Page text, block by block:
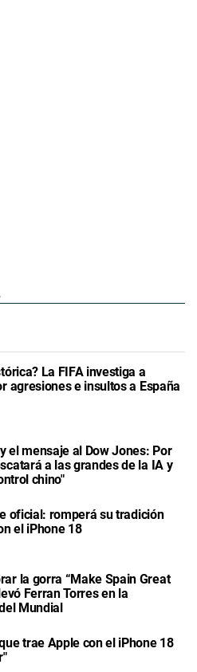
La FIFA investiga a
agresiones e insultos a España
el mensaje al Dow Jones: Por
a las grandes de la IA y
chino"
oficial: romperá su tradición
el iPhone 18
la gorra “Make Spain Great
Ferran Torres en la
Mundial
trae Apple con el iPhone 18